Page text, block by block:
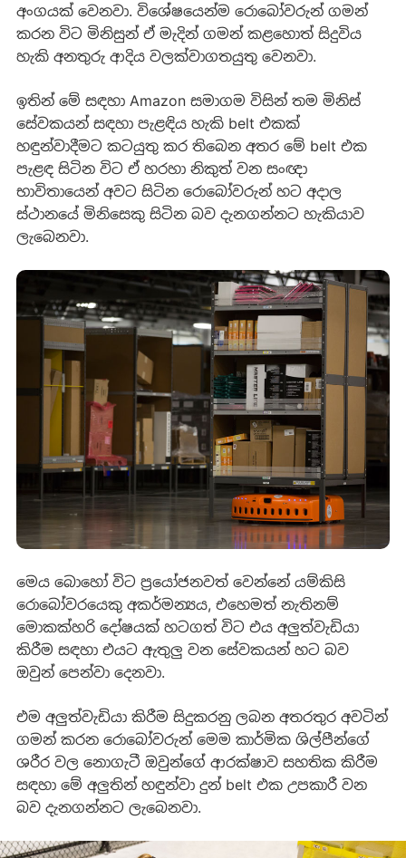
අංගයක් වෙනවා. විශේෂයෙන්ම රොබෝවරුන් ගමන්
කරන විට මිනිසුන් ඒ මැදින් ගමන් කළහොත් සිදුවිය
හැකි අනතුරු ආදිය වලක්වාගතයුතු වෙනවා.
ඉතින් මේ සඳහා Amazon සමාගම විසින් තම මිනිස්
සේවකයන් සඳහා පැළඳිය හැකි belt එකක්
හඳුන්වාදීමට කටයුතු කර තිබෙන අතර මේ belt එක
පැළඳ සිටින විට ඒ හරහා නිකුත් වන සංඥා
භාවිතායෙන් අවට සිටින රොබෝවරුන් හට අදාල
ස්ථානයේ මිනිසෙකු සිටින බව දැනගන්නට හැකියාව
ලැබෙනවා.
මෙය බොහෝ විට ප්‍රයෝජනවත් වෙන්නේ යම්කිසි
රොබෝවරයෙකු අකර්මන්‍යය, එහෙමත් නැතිනම්
මොකක්හරි දෝෂයක් හටගත් විට එය අලුත්වැඩියා
කිරීම සඳහා එයට ඇතුලු වන සේවකයන් හට බව
ඔවුන් පෙන්වා දෙනවා.
එම අලුත්වැඩියා කිරීම සිදුකරනු ලබන අතරතුර අවටින්
ගමන් කරන රොබෝවරුන් මෙම කාර්මික ශිල්පීන්ගේ
ශරීර ‍වල නොගැටී ඔවුන්ගේ ආරක්ෂාව සහතික කිරීම
සඳහා මේ අලුතින් හඳුන්වා දුන් belt එක උපකාරී වන
බව දැනගන්නට ලැබෙනවා.